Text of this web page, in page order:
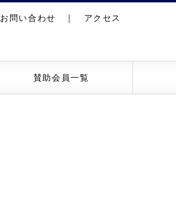
お問い合わせ ｜ アクセス
賛助会員一覧